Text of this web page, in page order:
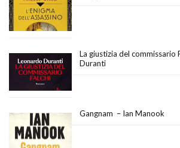
La giustizia del commissario
Duranti
Gangnam – Ian Manook